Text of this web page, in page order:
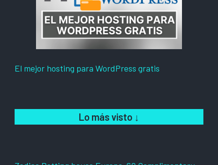
El mejor hosting para WordPress gratis
Lo más visto ↓